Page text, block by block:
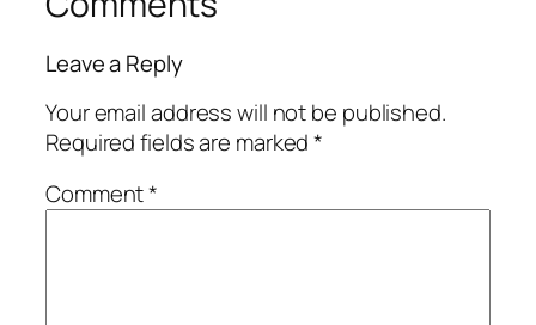
Leave a Reply
Your email address will not be published.
Required fields are marked*
Comment*